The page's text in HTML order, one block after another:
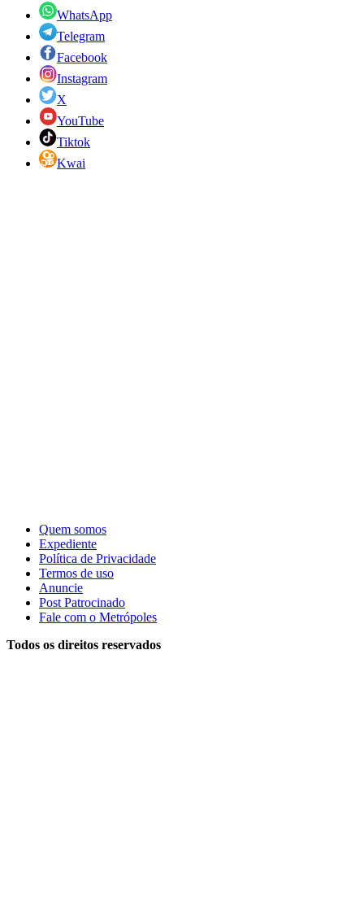
WhatsApp
Telegram
Facebook
Instagram
X
YouTube
Tiktok
Kwai
Quem somos
Expediente
Política de Privacidade
Termos de uso
Anuncie
Post Patrocinado
Fale com o Metrópoles
Todos os direitos reservados